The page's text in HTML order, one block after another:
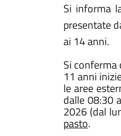
Si informa
presentate
ai 14 anni.
Si
11 anni
le aree
dalle 08:30
2026 (dal
pasto.